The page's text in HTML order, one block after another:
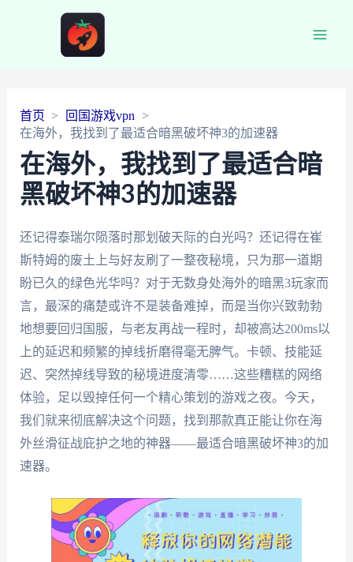
首页
回国游戏vpn
在海外，我找到了最适合暗黑破坏神3的加速器
在海外，我找到了最适合暗
黑破坏神3的加速器
还记得泰瑞尔陨落时那划破天际的白光吗？还记得在崔
斯特姆的废土上与好友刷了一整夜秘境，只为那一道期
盼已久的绿色光华吗？对于无数身处海外的暗黑3玩家而
言，最深的痛楚或许不是装备难掉，而是当你兴致勃勃
地想要回归国服，与老友再战一程时，却被高达200ms以
上的延迟和频繁的掉线折磨得毫无脾气。卡顿、技能延
迟、突然掉线导致的秘境进度清零……这些糟糕的网络
体验，足以毁掉任何一个精心策划的游戏之夜。今天，
我们就来彻底解决这个问题，找到那款真正能让你在海
外丝滑征战庇护之地的神器——最适合暗黑破坏神3的加
速器。